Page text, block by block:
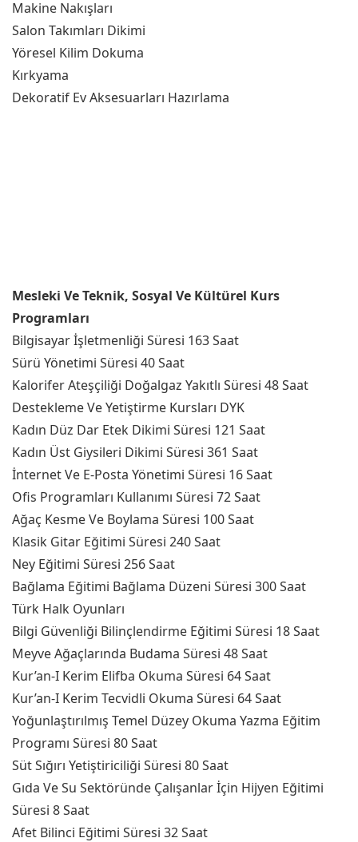
Makine Nakışları
Salon Takımları Dikimi
Yöresel Kilim Dokuma
Kırkyama
Dekoratif Ev Aksesuarları Hazırlama
Mesleki Ve Teknik, Sosyal Ve Kültürel Kurs
Programları
Bilgisayar İşletmenliği Süresi 163 Saat
Sürü Yönetimi Süresi 40 Saat
Kalorifer Ateşçiliği Doğalgaz Yakıtlı Süresi 48 Saat
Destekleme Ve Yetiştirme Kursları DYK
Kadın Düz Dar Etek Dikimi Süresi 121 Saat
Kadın Üst Giysileri Dikimi Süresi 361 Saat
İnternet Ve E-Posta Yönetimi Süresi 16 Saat
Ofis Programları Kullanımı Süresi 72 Saat
Ağaç Kesme Ve Boylama Süresi 100 Saat
Klasik Gitar Eğitimi Süresi 240 Saat
Ney Eğitimi Süresi 256 Saat
Bağlama Eğitimi Bağlama Düzeni Süresi 300 Saat
Türk Halk Oyunları
Bilgi Güvenliği Bilinçlendirme Eğitimi Süresi 18 Saat
Meyve Ağaçlarında Budama Süresi 48 Saat
Kur’an-I Kerim Elifba Okuma Süresi 64 Saat
Kur’an-I Kerim Tecvidli Okuma Süresi 64 Saat
Yoğunlaştırılmış Temel Düzey Okuma Yazma Eğitim
Programı Süresi 80 Saat
Süt Sığırı Yetiştiriciliği Süresi 80 Saat
Gıda Ve Su Sektöründe Çalışanlar İçin Hijyen Eğitimi
Süresi 8 Saat
Afet Bilinci Eğitimi Süresi 32 Saat